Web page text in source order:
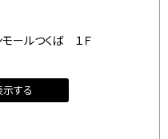
ールつくば １Ｆ
する